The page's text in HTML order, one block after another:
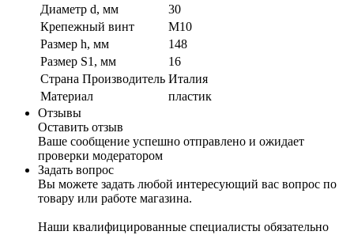
Диаметр d, мм
30
Крепежный винт
М10
Размер h, мм
148
Размер S1, мм
16
Страна Производитель Италия
Материал
пластик
Отзывы
Оставить отзыв
Ваше сообщение успешно отправлено и ожидает
проверки модератором
Задать вопрос
Вы можете задать любой интересующий вас вопрос по
товару или работе магазина.
Наши квалифицированные специалисты обязательно